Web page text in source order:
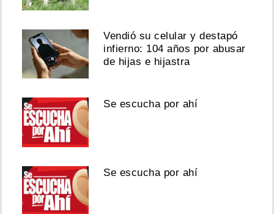
Vendió su celular y destapó
infierno: 104 años por abusar
de hijas e hijastra
Se escucha por ahí
Se escucha por ahí